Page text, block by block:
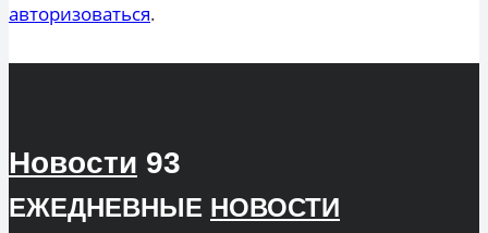
авторизоваться.
Новости 93
ЕЖЕДНЕВНЫЕ НОВОСТИ